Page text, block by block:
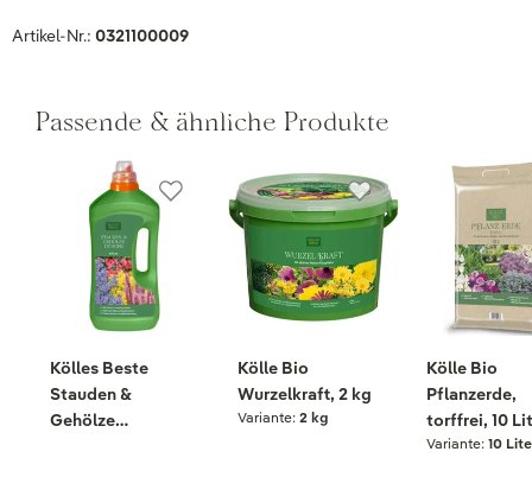
Artikel-Nr.: 0321100009
Passende & ähnliche Produkte
Kölles Beste
Stauden &
Gehölze
Kölle Bio
Wurzelkraft, 2 kg
Variante:2 kg
Kölle Bio
Pflanzerde,
torffrei, 10
Variante: 10